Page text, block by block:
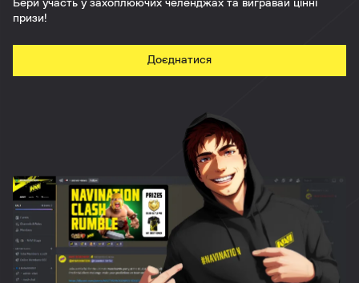
Бери участь у захоплюючих челенджах та вигравай цінні
призи!
Доєднатися